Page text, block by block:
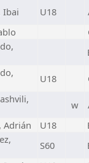
Ibai U18
U18
w
Adrián U18
S60